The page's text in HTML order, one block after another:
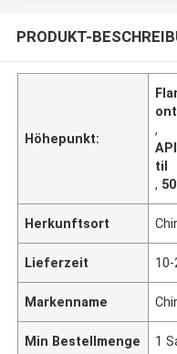
PRODUKT-
Höhepunkt:
,
til
,
Herkunftsort
Lieferzeit
Markenname
Min Bestellmenge 1